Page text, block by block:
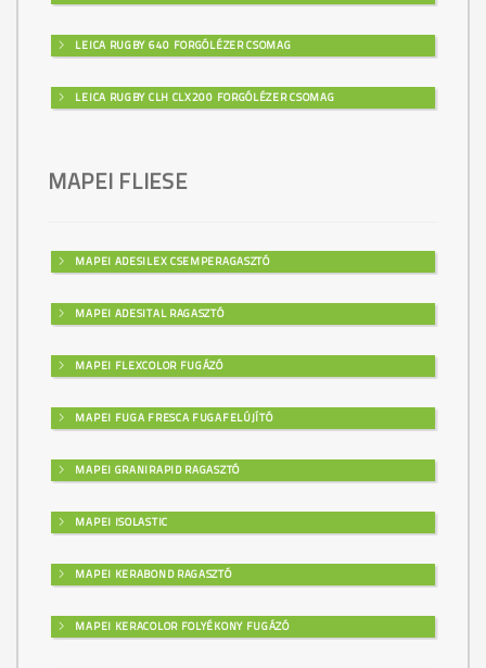
LEICA RUGBY 640 FORGÓLÉZER CSOMAG
LEICA RUGBY CLH CLX200 FORGÓLÉZER CSOMAG
MAPEI FLIESE
MAPEI ADESILEX CSEMPERAGASZTÓ
MAPEI ADESITAL RAGASZTÓ
MAPEI FLEXCOLOR FUGÁZÓ
MAPEI FUGA FRESCA FUGAFELÚJÍTÓ
MAPEI GRANIRAPID RAGASZTÓ
MAPEI ISOLASTIC
MAPEI KERABOND RAGASZTÓ
MAPEI KERACOLOR FOLYÉKONY FUGÁZÓ